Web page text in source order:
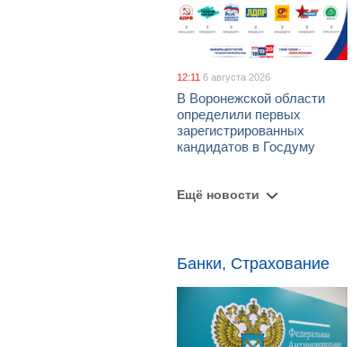
12:11 6 августа 2026
В Воронежской области
определили первых
зарегистрированных
кандидатов в Госдуму
Ещё новости
Банки, Страхование